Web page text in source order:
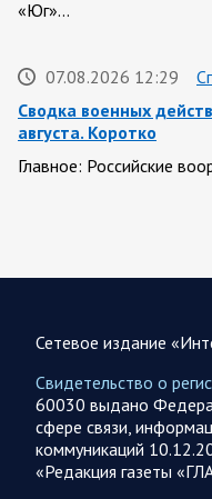
«Юг»…
07.08.2026 12:29
Сводка военных
августа. Коротко
Главное: Российские
07.08.2026 10:51
года
война с Ираном скоро
не сможет продолжать
07.08.2026 09:56
Сетевое издание
Свидетельство о
60030 выдано
сфере связи,
коммуникаций
«Редакция газеты